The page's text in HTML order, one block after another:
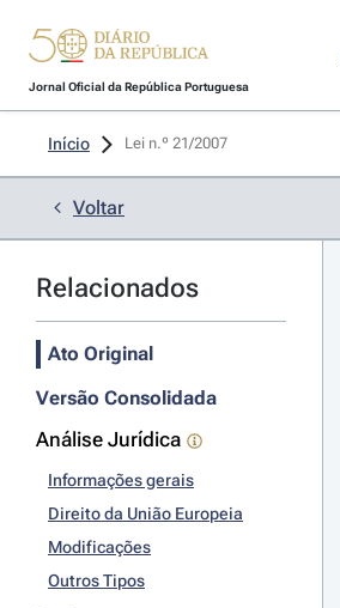
Jornal Oficial da República Portuguesa
Início Lei n.º 21/2007
Voltar
Relacionados
Ato Original
Versão Consolidada
Análise Jurídica
Informações gerais
Direito da União Europeia
Modificações
Outros Tipos